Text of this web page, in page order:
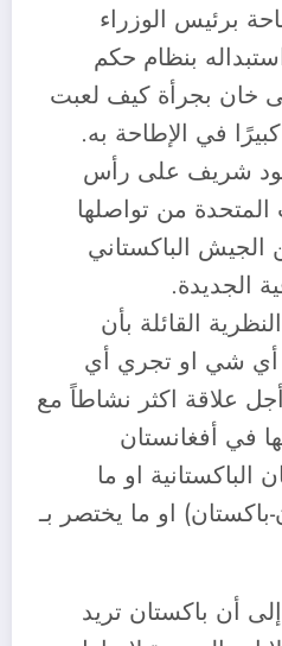
برئيس الوزراء
بنظام حكم
خان بجرأة كيف لعبت
في الإطاحة به.
شريف على رأس
من تواصلها
الباكستاني
الجديدة.
القائلة بأن
أي شي او تجري أي
علاقة اكثر نشاطاً مع
في أفغانستان
او ما
او ما يختصر بـ
أن باكستان تريد